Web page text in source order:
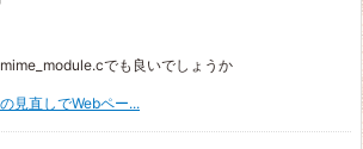
でも良いでしょうか
見直しでWebペー...